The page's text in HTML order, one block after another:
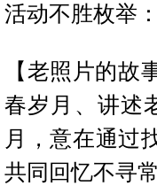
活动不胜枚举：
【老照片的故
春岁月、讲述
月，意在通过
共同回忆不寻